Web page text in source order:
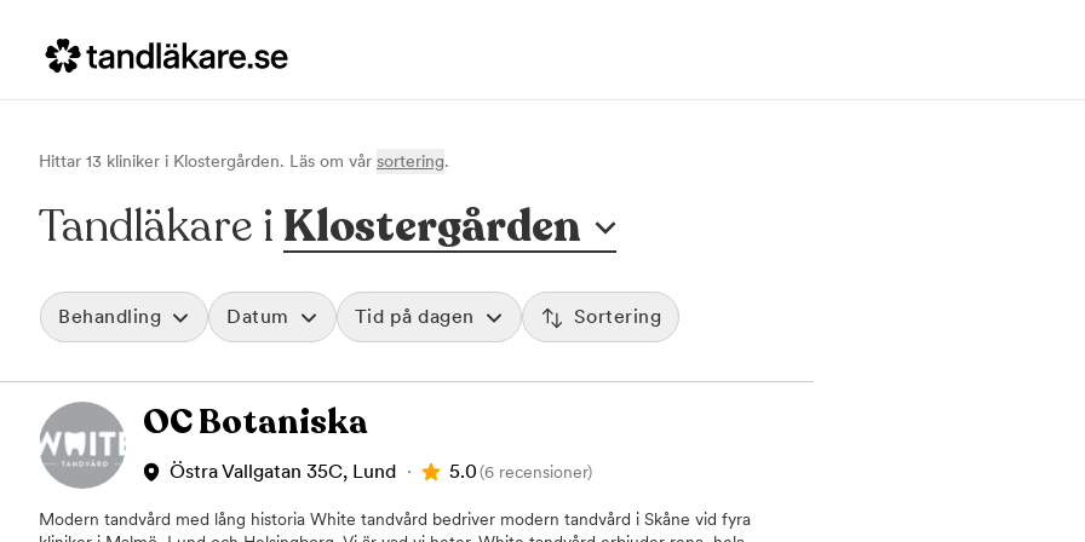
Hittar 13 kliniker i Klostergården. Läs om vår sortering.
Tandläkare i Klostergården
Behandling
Vid värk, olyckor och akuta besvär
Basundersökning
Grundlig kontroll av tänder och tandkött
Professionell rengöring och puts
Datum
Rensa
Tid på dagen
Klockan 09:00 - 12:00
Klockan 12:00 - 17:00
Sortering
Sorterar efter första lediga tid
Kliniker med lägsta pris visas först
OC Botaniska
Östra Vallgatan 35C, Lund 5.0(6 recensioner)
Modern tandvård med lång historia White tandvård bedriver modern tandvård i Skåne vid fyra